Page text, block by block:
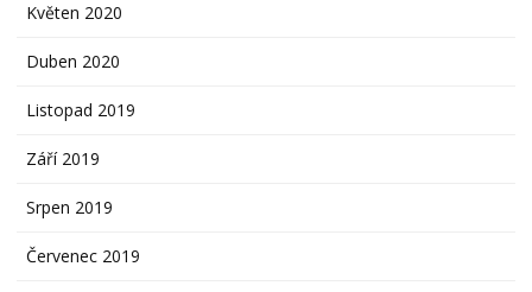
Květen 2020
Duben 2020
Listopad 2019
Září 2019
Srpen 2019
Červenec 2019